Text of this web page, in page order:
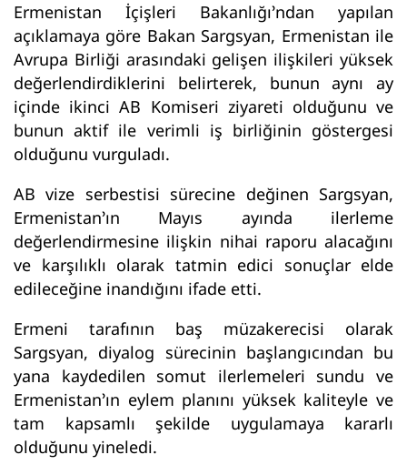
Ermenistan İçişleri Bakanlığı’ndan yapılan
açıklamaya göre Bakan Sargsyan, Ermenistan ile
Avrupa Birliği arasındaki gelişen ilişkileri yüksek
değerlendirdiklerini belirterek, bunun aynı ay
içinde ikinci AB Komiseri ziyareti olduğunu ve
bunun aktif ile verimli iş birliğinin göstergesi
olduğunu vurguladı.
AB vize serbestisi sürecine değinen Sargsyan,
Ermenistan’ın Mayıs ayında ilerleme
değerlendirmesine ilişkin nihai raporu alacağını
ve karşılıklı olarak tatmin edici sonuçlar elde
edileceğine inandığını ifade etti.
Ermeni tarafının baş müzakerecisi olarak
Sargsyan, diyalog sürecinin başlangıcından bu
yana kaydedilen somut ilerlemeleri sundu ve
Ermenistan’ın eylem planını yüksek kaliteyle ve
tam kapsamlı şekilde uygulamaya kararlı
olduğunu yineledi.